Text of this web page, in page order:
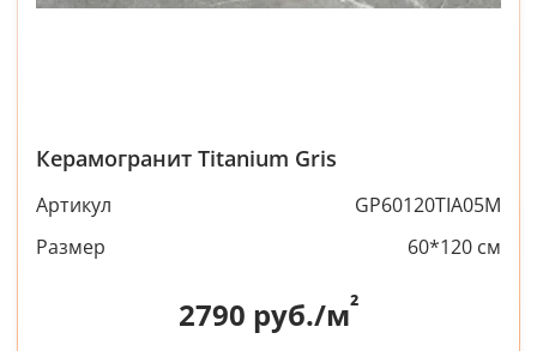
Керамогранит Titanium Gris
Артикул
GP60120TIA05M
Размер
60*120 см
2790 руб./м²